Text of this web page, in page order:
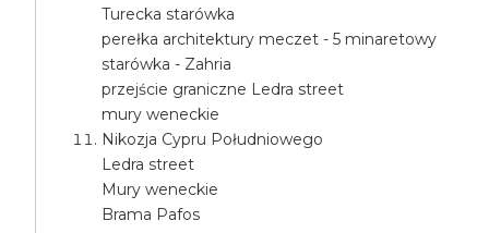
Turecka starówka
perełka architektury meczet - 5 minaretowy
starówka - Zahria
przejście graniczne Ledra street
mury weneckie
Nikozja Cypru Południowego
Ledra street
Mury weneckie
Brama Pafos